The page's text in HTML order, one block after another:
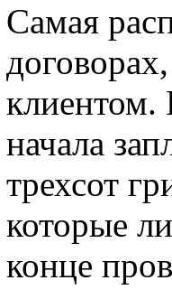
Самая
клиентом.
начала
трехсот
которые
конце